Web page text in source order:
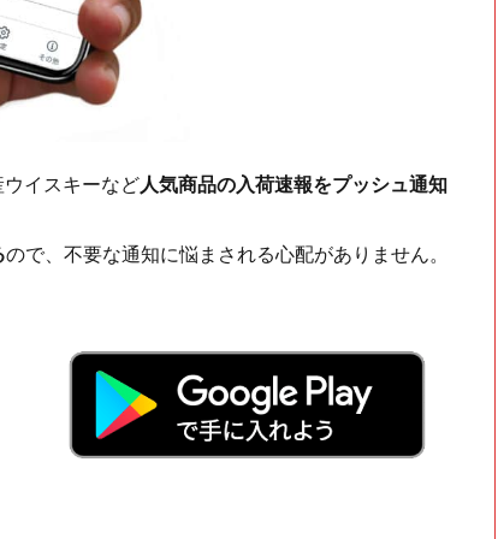
イスキーなど人気商品の入荷速報をプッシュ通知
ので、不要な通知に悩まされる心配がありません。